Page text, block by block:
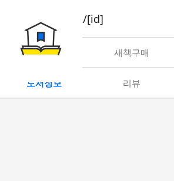
book/rent/[id]
대여 새책구매
도서정보 리뷰